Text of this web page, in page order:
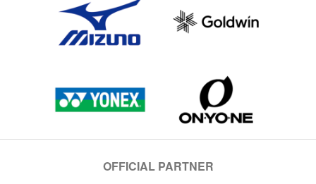
OFFICIAL PARTNER